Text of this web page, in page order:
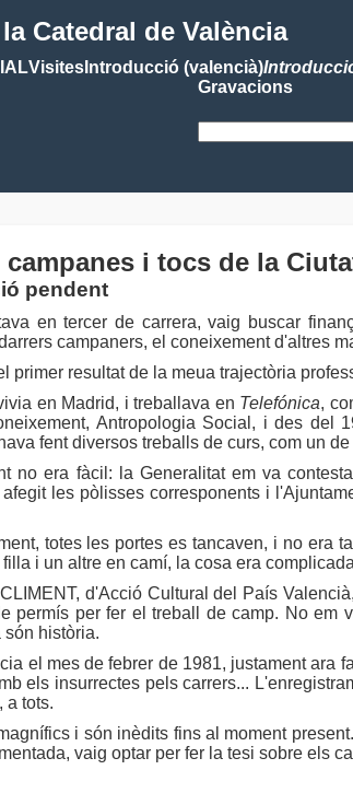
Catedral de València
VisitesIntroducció (valencià)
Gravacions
campanes i tocs de la
pendent
en tercer de carrera, vaig buscar
campaners, el coneixement d'altres
primer resultat de la meua trajectòria
en Madrid, i treballava en Telefónica,
Antropologia Social, i des del
fent diversos treballs de curs, com un
no era fàcil: la Generalitat em va
les pòlisses corresponents i
totes les portes es tancaven, i no era
i un altre en camí, la cosa era
d'Acció Cultural del País
permís per fer el treball de camp. No
són història.
el mes de febrer de 1981, justament ara
els insurrectes pels carrers...
a tots.
i són inèdits fins al moment
vaig optar per fer la tesi sobre els